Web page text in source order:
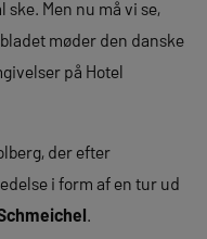
Men nu må vi se,
møder den danske
på Hotel
der efter
i form af en tur ud
.